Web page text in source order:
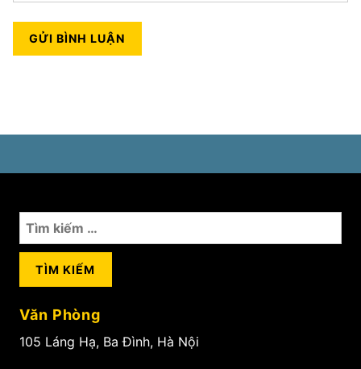
Tìm
kiếm
cho:
Văn Phòng
105 Láng Hạ, Ba Đình, Hà Nội